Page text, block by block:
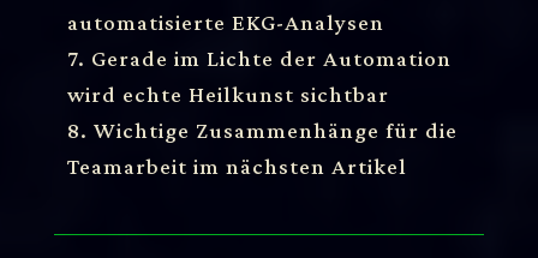
automatisierte EKG-Analysen
7. Gerade im Lichte der Automation
wird echte Heilkunst sichtbar
8. Wichtige Zusammenhänge für die
Teamarbeit im nächsten Artikel